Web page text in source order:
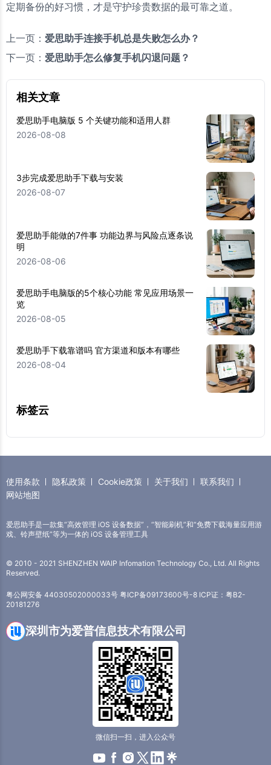
定期备份的好习惯，才是守护珍贵数据的最可靠之道。
上一页： 爱思助手连接手机总是失败怎么办？
下一页： 爱思助手怎么修复手机闪退问题？
相关文章
爱思助手电脑版 5 个关键功能和适用人群
2026-08-08
3步完成爱思助手下载与安装
2026-08-07
爱思助手能做的7件事 功能边界与风险点逐条说
明
2026-08-06
爱思助手电脑版的5个核心功能 常见应用场景一
览
2026-08-05
爱思助手下载靠谱吗 官方渠道和版本有哪些
2026-08-04
标签云
使用条款 隐私政策 Cookie政策 关于我们
联系我们
网站地图
爱思助手是一款集“高效管理 iOS 设备数据”，“智能刷机”和“免费下载海量应用游
戏、铃声壁纸”等为一体的 iOS 设备管理工具
© 2010 - 2021 SHENZHEN WAIP Infomation Technology Co., Ltd. All Rights
Reserved.
粤公网安备 44030502000033号 粤ICP备09173600号-8 ICP证：粤B2-
20181276
深圳市为爱普信息技术有限公司
微信扫一扫，进入公众号